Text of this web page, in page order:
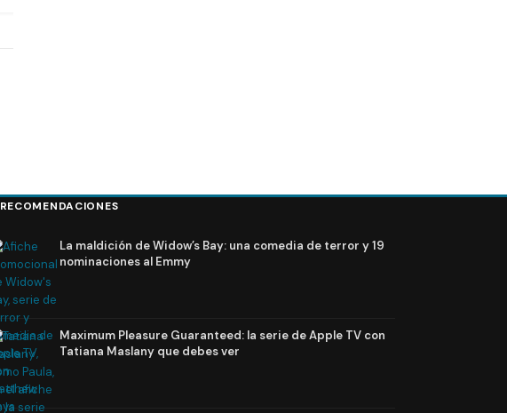
RECOMENDACIONES
La maldición de Widow’s Bay: una comedia de terror y 19
nominaciones al Emmy
Maximum Pleasure Guaranteed: la serie de Apple TV con
Tatiana Maslany que debes ver